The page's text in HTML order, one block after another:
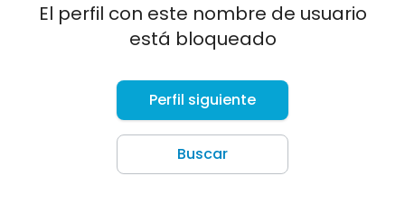
El perfil con este nombre de usuario
está bloqueado
Perfil siguiente
Buscar